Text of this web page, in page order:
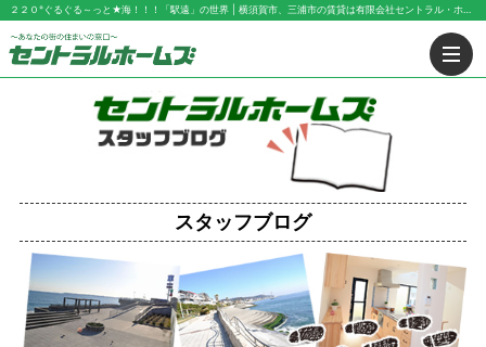
スタッフブログ